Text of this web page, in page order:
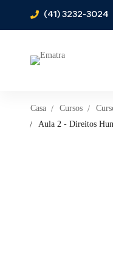
(41) 3232-3024
Casa Cursos
Aula 2 - Direitos